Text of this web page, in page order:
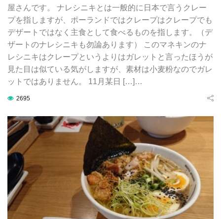
屋さんです。 ナレシニキとは一般的に日本で言うクレー
プを指しますが、ポーランドではクレープはクレープでも
デザートではなく主食として食べるものを指します。（デ
ザートのナレシニキも勿論あります） このマネキンのナ
レシニキはクレープというよりはガレットと言ったほうが
見た目は似ている気がしますが、素材は小麦粉なのでガレ
ットではありません。 11月某日 […]…
2695